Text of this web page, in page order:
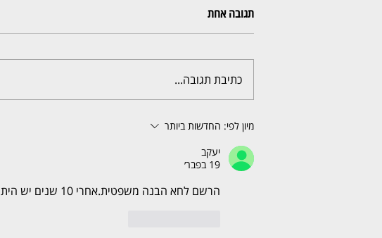
תגובה אחת
כתיבת תגובה...
מיון לפי: החדשות ביותר
יעקב
19 בפבר׳
הרשם לחא הבנה משפטית.אחרי 10 שנים יש היתיישנות מושחת הבייתה